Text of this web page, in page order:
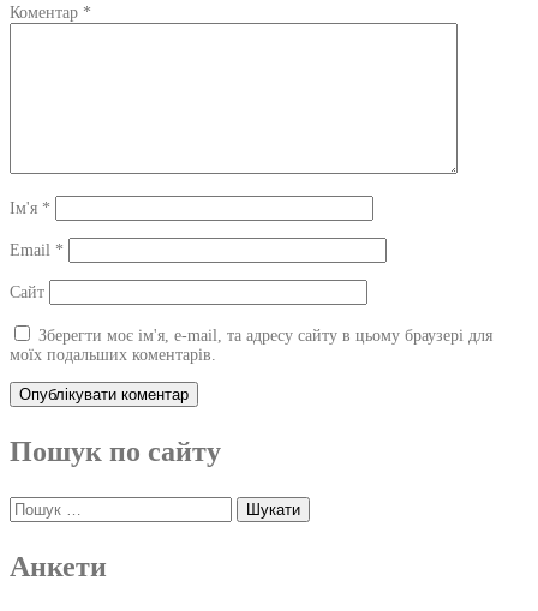
Коментар *
Ім'я *
Email *
Сайт
Зберегти моє ім'я, e-mail, та адресу сайту в цьому браузері для
моїх подальших коментарів.
Пошук по сайту
Пошук:
Анкети